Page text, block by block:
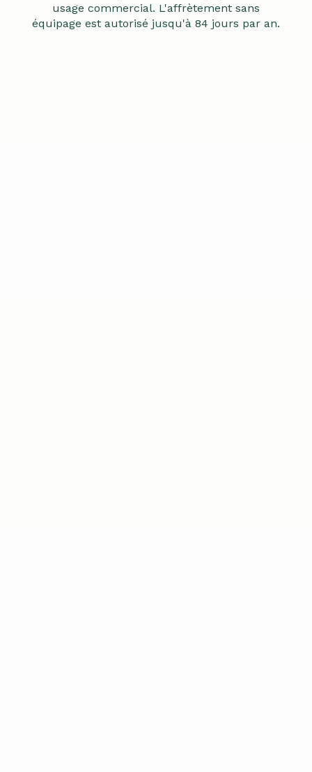
usage commercial. L'affrètement sans
équipage est autorisé jusqu'à 84 jours par an.